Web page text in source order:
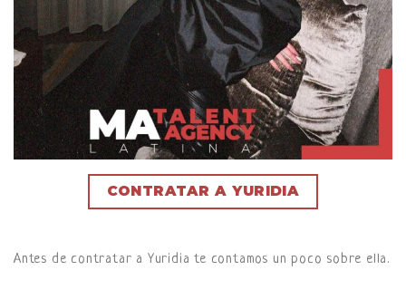
CONTRATAR A YURIDIA
Antes de contratar a Yuridia te contamos un poco sobre ella.